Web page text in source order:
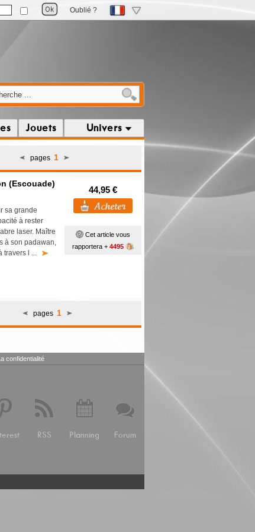
Oublié ?
Jouets Univers
pages 1
(Escouade)
sa grande
à rester
laser. Maître
à son padawan,
travers l ...
44,95 €
Cet article vous
rapportera + 4495
pages 1
confidentialité
RSS Planning Forum